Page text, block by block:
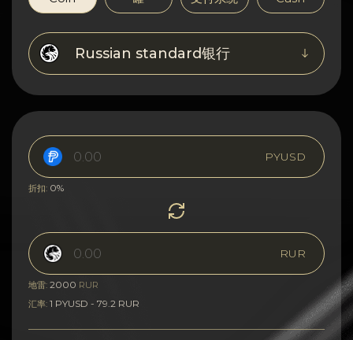
网站地图
PYUSD
折扣: 0%
RUR
地雷: 2000 RUR
汇率: 1 PYUSD - 79.2 RUR
Russian standard银行